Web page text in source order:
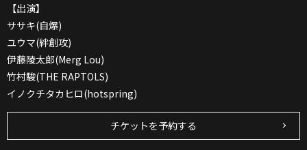
【出演】
ササキ(自爆)
ユウマ(絆創攻)
伊藤陵太郎(Merg Lou)
竹村駿(THE RAPTOLS)
イノクチタカヒロ(hotspring)
チケットを予約する